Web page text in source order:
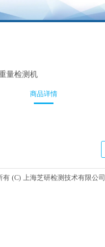
量检测机
商品详情
有 (C) 上海芝研检测技术有限公司